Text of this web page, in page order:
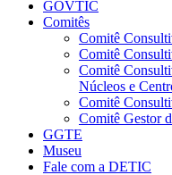
GOVTIC
Comitês
Comitê
Comitê
Comitê
Núcleos e
Comitê
Comitê Gestor
GGTE
Museu
Fale com a DETIC